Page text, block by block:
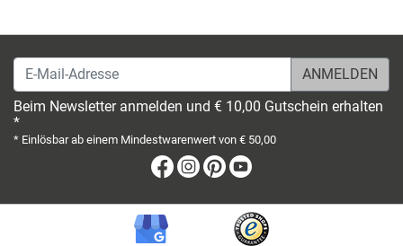
E-Mail-Adresse
Beim Newsletter anmelden und € 10,00 Gutschein erhalten
*
* Einlösbar ab einem Mindestwarenwert von € 50,00
Facebook
Instagram
Pinterest